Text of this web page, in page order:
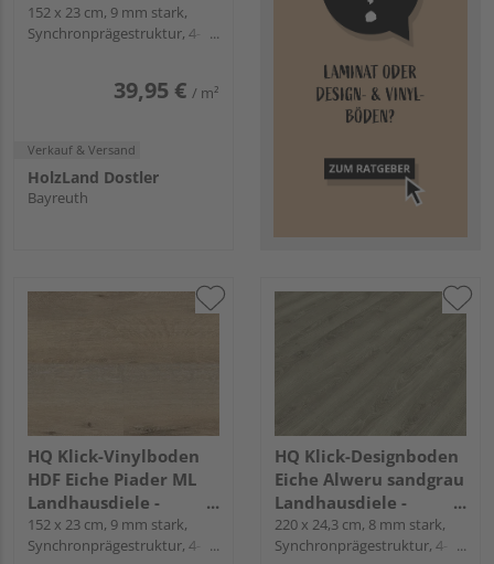
12mal3
152 x 23 cm, 9 mm stark,
Synchronprägestruktur, 4-
39,95 € / m²
Verkauf & Versand
HolzLand Dostler
Bayreuth
HQ Klick-Vinylboden
HDF Eiche Piader ML
Landhausdiele -
12mal3
152 x 23 cm, 9 mm stark,
Synchronprägestruktur, 4-
HQ Klick-Designboden
Eiche Alweru sandgrau
Landhausdiele -
Piadesa ADVANCE
220 x 24,3 cm, 8 mm stark,
Synchronprägestruktur, 4-